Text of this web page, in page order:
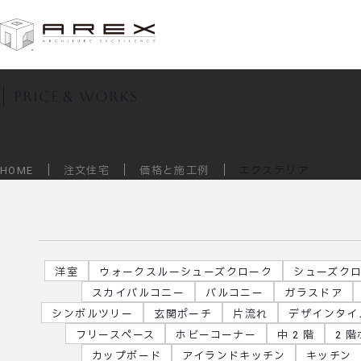
価格と施工例
HOME 注文住宅 価格と施工例
洋室 ウォークスルーシューズクローク
シューズク
スカイバルコニー
バルコニー
ガラスドア
シンボルツリー
玄関ポーチ 片流れ
デザインタイ
フリースペース
ホビーコーナー 中 2 階
2 階
カップボード
アイランドキッチン キッチン